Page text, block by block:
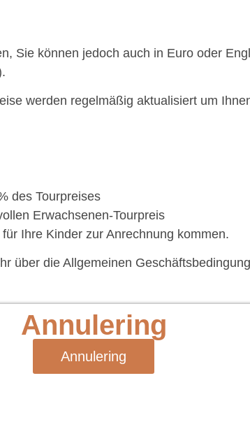
Sie können jedoch auch in Euro oder
werden regelmäßig aktualisiert um
des Tourpreises
Erwachsenen-Tourpreis
Ihre Kinder zur Anrechnung kommen.
über die Allgemeinen
Annulering
Annulering